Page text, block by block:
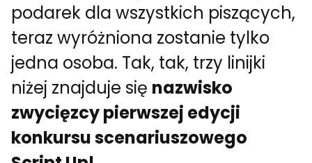
podarek dla wszystkich piszących,
teraz wyróżniona zostanie tylko
jedna osoba. Tak, tak, trzy linijki
niżej znajduje się nazwisko
zwycięzcy pierwszej edycji
konkursu scenariuszowego